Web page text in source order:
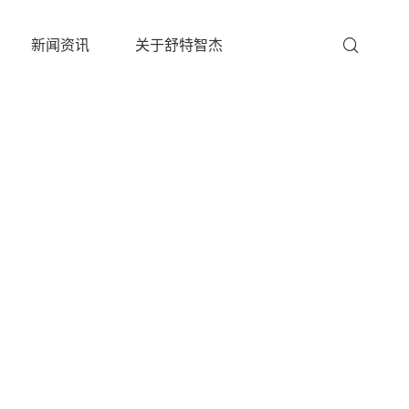
新闻资讯 关于舒特智杰